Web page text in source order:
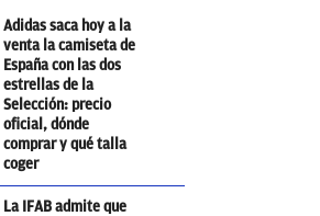
Adidas saca hoy a la
venta la camiseta de
España con las dos
estrellas de la
Selección: precio
oficial, dónde
comprar y qué talla
coger
La IFAB admite que